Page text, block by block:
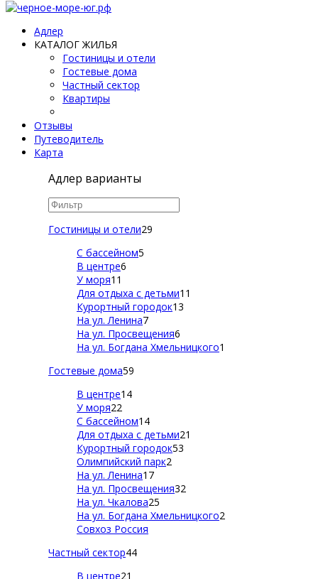
Адлер
КАТАЛОГ ЖИЛЬЯ
Гостиницы и отели
Гостевые дома
Частный сектор
Квартиры
Отзывы
Путеводитель
Карта
Адлер варианты
Гостиницы и отели29
С бассейном5
В центре6
У моря11
Для отдыха с детьми11
Курортный городок13
На ул. Ленина7
На ул. Просвещения6
На ул. Богдана Хмельницкого1
Гостевые дома59
В центре14
У моря22
С бассейном14
Для отдыха с детьми21
Курортный городок53
Олимпийский парк2
На ул. Ленина17
На ул. Просвещения32
На ул. Чкалова25
На ул. Богдана Хмельницкого2
Совхоз Россия
Частный сектор44
В центре21